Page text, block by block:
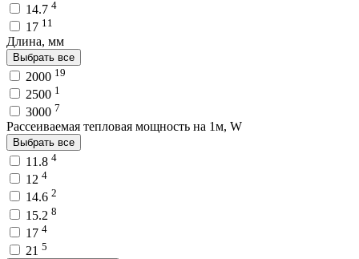
14.7 4
17 11
Длина, мм
Выбрать все
2000 19
2500 1
3000 7
Рассеиваемая тепловая мощность на 1м, W
Выбрать все
11.8 4
12 4
14.6 2
15.2 8
17 4
21 5